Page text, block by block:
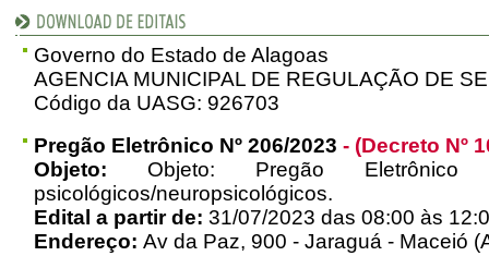
Governo do Estado de Alagoas
AGENCIA MUNICIPAL DE REGULAÇÃO DE
Código da UASG: 926703
Pregão Eletrônico Nº 206/2023 - (Decreto Nº
Objeto: Objeto: Pregão
psicológicos/neuropsicológicos.
Edital a partir de: 31/07/2023 das 08:00 às
Endereço: Av da Paz, 900 - Jaraguá - Maceió